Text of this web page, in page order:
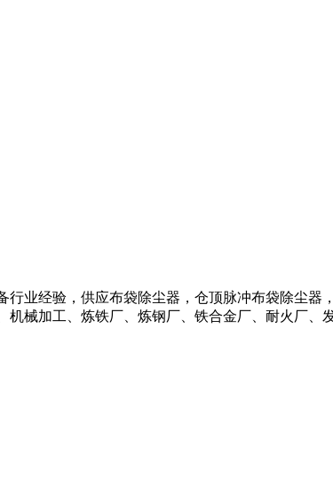
业经验，供应布袋除尘器，仓顶脉冲布袋除尘
械加工、炼铁厂、炼钢厂、铁合金厂、耐火厂、